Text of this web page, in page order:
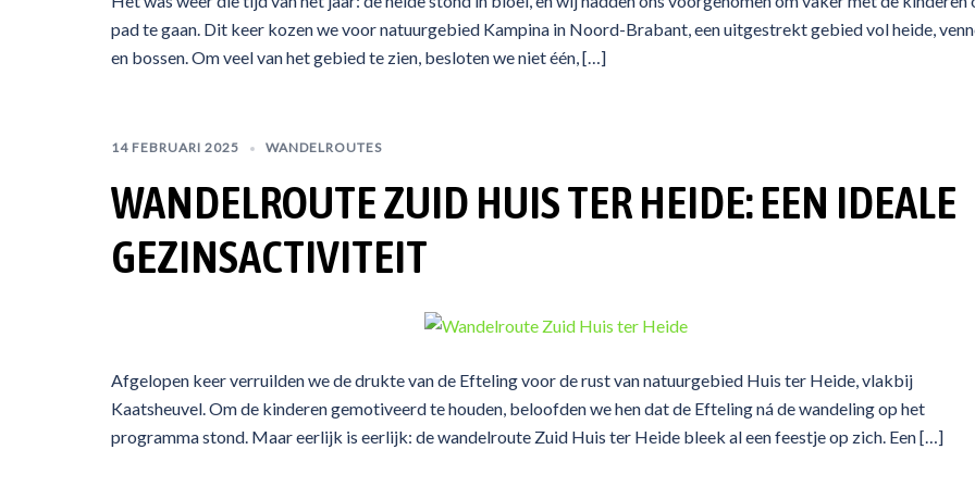
pad te gaan. Dit keer kozen we voor natuurgebied Kampina in Noord-Brabant, een uitgestrekt gebied vol heide,
en bossen. Om veel van het gebied te zien, besloten we niet één, […]
14 FEBRUARI 2025 WANDELROUTES
WANDELROUTE ZUID HUIS TER HEIDE: EEN IDEALE
GEZINSACTIVITEIT
Afgelopen keer verruilden we de drukte van de Efteling voor de rust van natuurgebied Huis ter Heide, vlakbij
Kaatsheuvel. Om de kinderen gemotiveerd te houden, beloofden we hen dat de Efteling ná de wandeling op het
programma stond. Maar eerlijk is eerlijk: de wandelroute Zuid Huis ter Heide bleek al een feestje op zich. Een […]